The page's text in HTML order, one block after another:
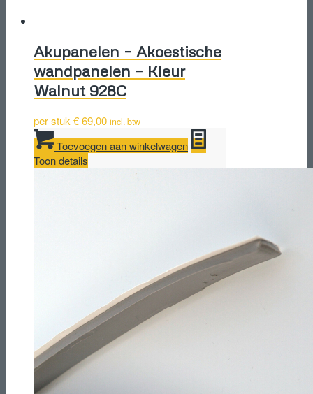
Akupanelen – Akoestische
wandpanelen – Kleur
Walnut 928C
per stuk €69,00 incl. btw
Toevoegen aan winkelwagen
Toon details